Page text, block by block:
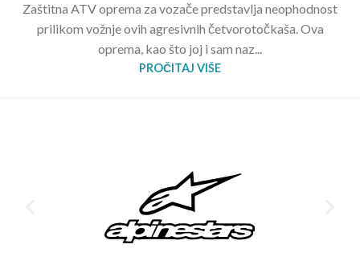
Zaštitna ATV oprema za vozače predstavlja neophodnost
prilikom vožnje ovih agresivnih četvorotočkaša. Ova
oprema, kao što joj i sam naz...
PROČITAJ VIŠE